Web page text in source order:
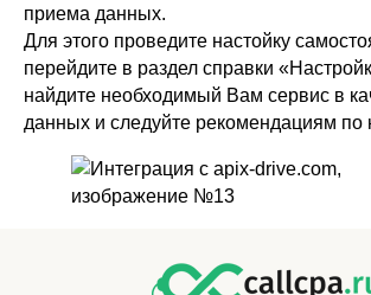
приема данных.
Для этого проведите настойку
перейдите в раздел справки
найдите необходимый Вам сервис в
данных и следуйте рекомендациям по